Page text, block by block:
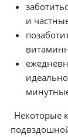
и
Некоторые